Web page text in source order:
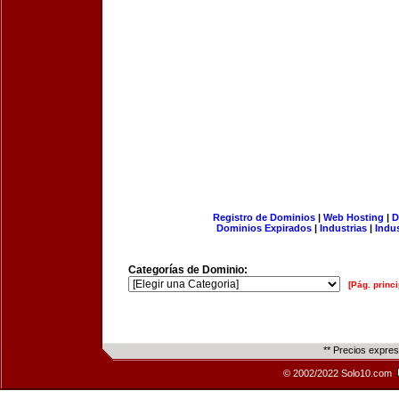
Registro de Dominios| Web Hosting |
Dominios Expirados | Industrias |
Categorías de Dominio:
[Pág.
** Precios
© 2002/2022 Solo10.com